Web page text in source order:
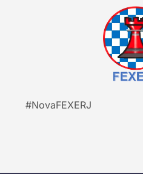
#NovaFEXERJ